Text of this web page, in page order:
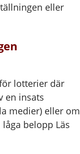
eller
lotterier där
en insats
medier) eller om
belopp Läs